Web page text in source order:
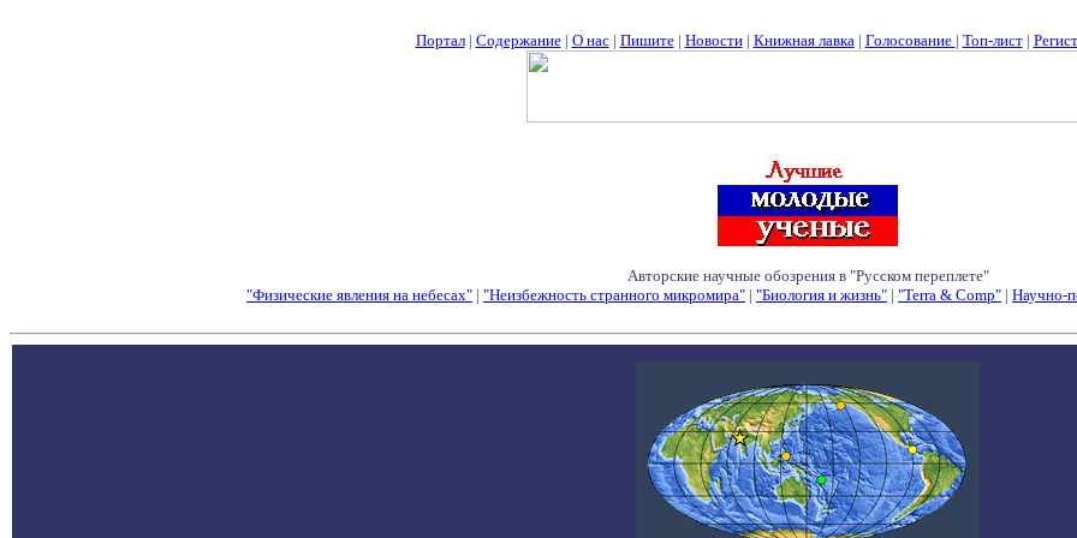
Портал| Содержание| О нас| Пишите| Новости| Книжная лавка| Голосование | Топ-лист|
Авторские научные обозрения в "Русском переплете"
"Физические явления на небесах" | "Неизбежность странного микромира" | "Биология и жизнь" | "Terra & Comp" | Научно-